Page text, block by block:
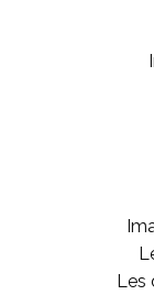
Les